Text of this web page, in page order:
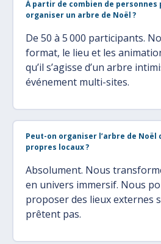
À partir de combien de personnes
organiser un arbre de Noël ?
De 50 à 5 000 participants.
format, le lieu et les
qu’il s’agisse d’un arbre
événement multi-sites.
Peut-on organiser l’arbre de Noël
propres locaux ?
Absolument. Nous
en univers immersif. Nous
proposer des lieux externes
prêtent pas.